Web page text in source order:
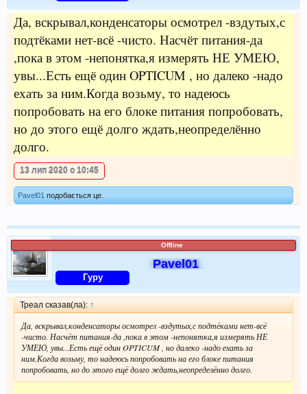
Да, вскрывал,конденсаторы осмотрел -вздутых,с
подтёками нет-всё -чисто. Насчёт питания-да
,пока в этом -непонятка,я измерять НЕ УМЕЮ,
увы...Есть ещё один OPTICUM , но далеко -надо
ехать за ним.Когда возьму, то надеюсь
попробовать на его блоке питания попробовать,
но до этого ещё долго ждать,неопределённо
долго.
13 лип 2020 о 10:45
Pavel01 подобається це.
Offline
Pavel01
Гуру
Треал сказав(ла):↑
Да, вскрывал,конденсаторы осмотрел -вздутых,с подтёками нет-всё
-чисто. Насчёт питания-да ,пока в этом -непонятка,я измерять НЕ
УМЕЮ, увы...Есть ещё один OPTICUM , но далеко -надо ехать за
ним.Когда возьму, то надеюсь попробовать на его блоке питания
попробовать, но до этого ещё долго ждать,неопределённо долго.